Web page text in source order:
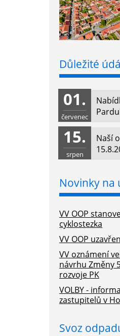
Důležité
01.
červenec
Naší
15.
srpen
Novinky na
VV OOP
cyklostezka
VV OOP
VV oznámení
návrhu Změny
rozvoje PK
VOLBY -
zastupitelů v
Svoz